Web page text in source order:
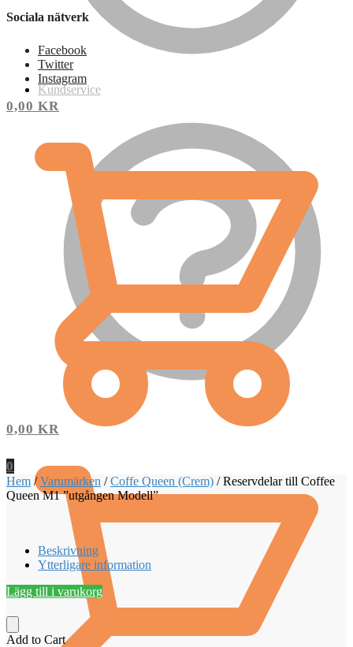
Kundservice
0,00 KR
Sociala nätverk
Facebook
Twitter
Instagram
0,00 KR
0
Hem /Varumärken /Coffe Queen (Crem) /Reservdelar till Coffee
Queen M1 ”utgången Modell”
Beskrivning
Ytterligare information
Lägg till i varukorg
Add to Cart